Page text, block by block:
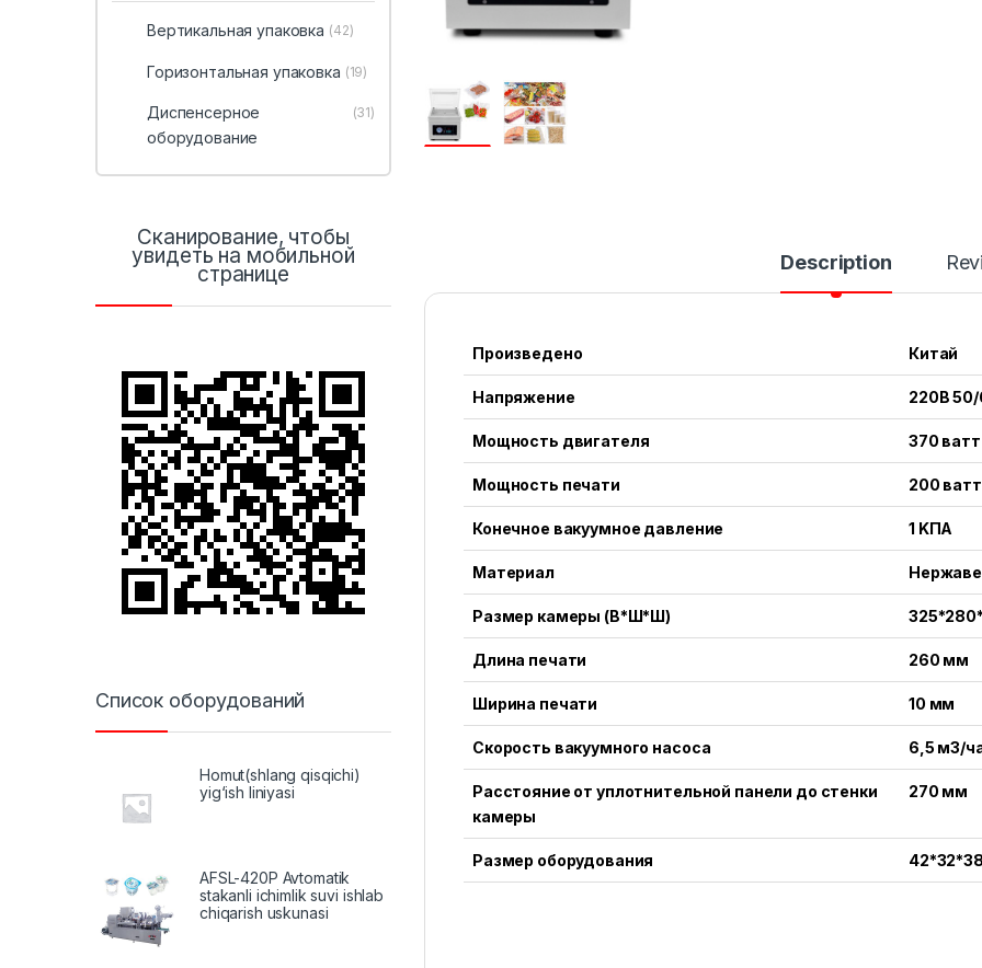
Description
Произведено Китай
Напряжение 220В 50/
Мощность двигателя 370 ватт
Мощность печати 200 ватт
Конечное вакуумное давление 1 KПA
Материал
Размер камеры (В*Ш*Ш)
Длина печати 260 мм
Ширина печати 10 мм
Скорость вакуумного насоса 6,5 м3/
Расстояние от уплотнительной панели до стенки
камеры
270 мм
Размер оборудования
Вертикальная упаковка (42)
Горизонтальная упаковка (19)
Диспенсерное
оборудование
(31)
Сканирование, чтобы
увидеть на мобильной
странице
Список оборудований
Homut(shlang qisqichi)
yig‘ish liniyasi
AFSL-420P Avtomatik
stakanli ichimlik suvi ishlab
chiqarish uskunasi